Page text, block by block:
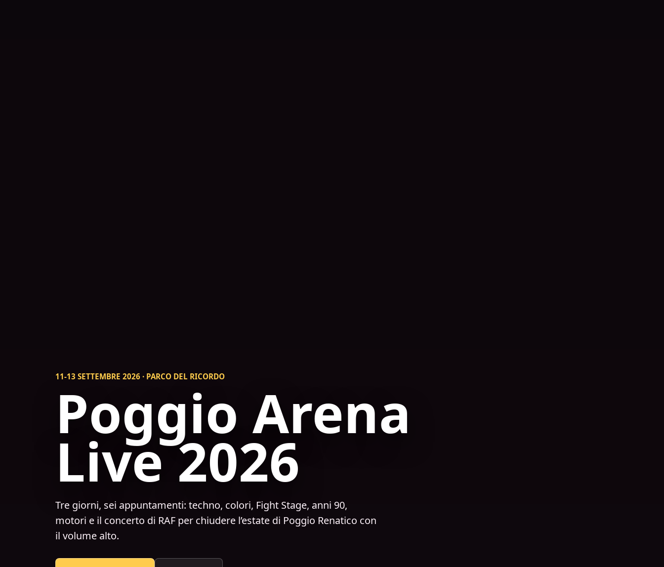
11-13 SETTEMBRE 2026 · PARCO DEL RICORDO
Poggio Arena
Live 2026
Tre giorni, sei appuntamenti: techno, colori, Fight Stage, anni 90,
motori e il concerto di RAF per chiudere l’estate di Poggio Renatico con
il volume alto.